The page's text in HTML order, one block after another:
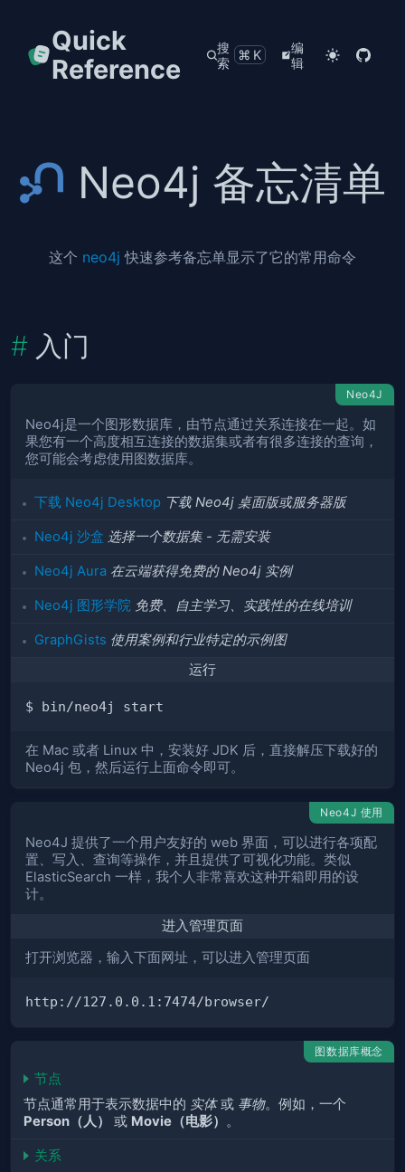
Quick
Reference
搜
索
⌘K
编
辑
Neo4j 备忘清单
这个 neo4j 快速参考备忘单显示了它的常用命令
入门
Neo4J
Neo4j是一个图形数据库，由节点通过关系连接在一起。如
果您有一个高度相互连接的数据集或者有很多连接的查询，
您可能会考虑使用图数据库。
下载 Neo4j Desktop 下载 Neo4j 桌面版或服务器版
Neo4j 沙盒 选择一个数据集 - 无需安装
Neo4j Aura 在云端获得免费的 Neo4j 实例
Neo4j 图形学院 免费、自主学习、实践性的在线培训
GraphGists 使用案例和行业特定的示例图
运行
在 Mac 或者 Linux 中，安装好 JDK 后，直接解压下载好的
Neo4j 包，然后运行上面命令即可。
Neo4J 使用
Neo4J 提供了一个用户友好的 web 界面，可以进行各项配
置、写入、查询等操作，并且提供了可视化功能。类似
ElasticSearch 一样，我个人非常喜欢这种开箱即用的设
计。
进入管理页面
打开浏览器，输入下面网址，可以进入管理页面
http : //127.0.0.1 : 7474/browser/
图数据库概念
节点
节点通常用于表示数据中的 实体或 事物。例如，一个
Person（人）
或 Movie（电影） 。
关系